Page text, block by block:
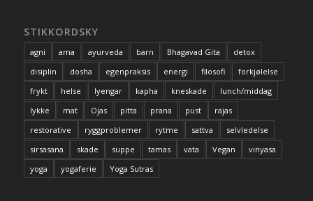
STIKKORDSKY
agni ama ayurveda barn Bhagavad Gita
detox
disiplin
dosha egenpraksis energi filosofi
forkjølelse
frykt
helse Iyengar kapha kneskade
lunch/middag
lykke
mat Ojas pitta prana pust
rajas
restorative
ryggproblemer rytme sattva
selvledelse
sirsasana
skade suppe tamas vata Vegan
vinyasa
yoga
yogaferie Yoga Sutras